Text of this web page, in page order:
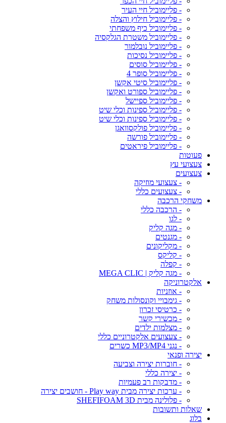
- פליימוביל חיי העיר
- פליימוביל חילוץ והצלה
- פליימוביל כיף משפחתי
- פליימוביל משטרת הגלקסיה
- פליימוביל נובלמור
- פליימוביל נסיכות
- פליימוביל סוסים
- פליימוביל סופר 4
- פליימוביל סיטי אקשן
- פליימוביל ספורט ואקשן
- פליימוביל ספיישל
- פליימוביל ספינות וכלי שיט
- פליימוביל ספינות וכלי שיט
- פליימוביל פולקסוואגן
- פליימוביל פורשה
- פליימוביל פיראטים
פעוטות
צעצועי עץ
צעצועים
- צעצועי מוזיקה
- צעצועים כללי
משחקי הרכבה
- הרכבה כללי
- לגו
- מגה קליק
- מגנטים
- מקליקונים
- קליקס
- קפלה
- מגה קליק | MEGA CLIC
אלקטרוניקה
- אוזניות
- גימבויי וקונסולות משחק
- כרטיסי זכרון
- מכשירי קשר
- מצלמות ילדים
- צעצועים אלקטרוניים כללי
- נגני MP3/MP4 כשרים
יצירה ופנאי
- חוברות יצירה וצביעה
- יצירה כללי
- מדבקות רב פעמיות
- ערכות יצירה מבית Play way - חושבים יצירה
- פלולינה מבית SHEFIFOAM 3D
שאלות ותשובות
בלוג